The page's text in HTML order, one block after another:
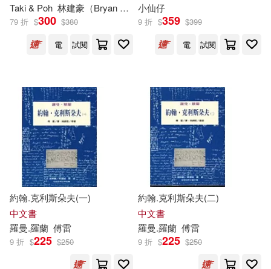
日本圓谷制作株式會社(4)
朱明曉(4) 朴始連(4)
查爾斯．麥克萊恩(4)
海明威(4)
田部智子(4)
福永雅文(4) 管超(4)
維．比安基(4) 羅曼.羅蘭(4)
書林出版有限公司(12)
響韻唱片(12)
ICA Classics(11)
中國少年兒童出版社(11)
中國青年出版社(11)
四川人民出版社(11)
Taki & Poh 林建豪（Bryan Lin） 安道監
79 折 $300 $380
電
試閱
小仙仔
9 折 $359 $399
電
試閱
約翰.克利斯朵夫(一)
中文書
羅曼.羅蘭 傅雷
9 折 $225 $250
約翰.克利斯朵夫(二)
中文書
羅曼.羅蘭 傅雷
9 折 $225 $250